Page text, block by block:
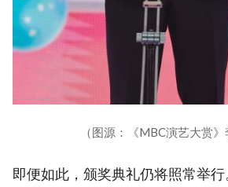
（图源：《MBC演艺大赏》
即便如此，颁奖典礼仍将照常举